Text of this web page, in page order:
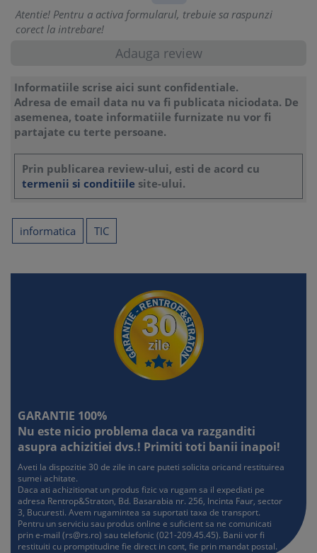
Atentie! Pentru a activa formularul, trebuie sa raspunzi
corect la intrebare!
Informatiile scrise aici sunt confidentiale.
Adresa de email data nu va fi publicata niciodata. De
asemenea, toate informatiile furnizate nu vor fi
partajate cu terte persoane.
Prin publicarea review-ului, esti de acord cu
termenii si conditiile site-ului.
informatica TIC
GARANTIE 100%
Nu este nicio problema daca va razganditi
asupra achizitiei dvs.! Primiti toti banii inapoi!
Aveti la dispozitie 30 de zile in care puteti solicita oricand restituirea
sumei achitate.
Daca ati achizitionat un produs fizic va rugam sa il expediati pe
adresa Rentrop&Straton, Bd. Basarabia nr. 256, Incinta Faur, sector
3, Bucuresti. Avem rugamintea sa suportati taxa de transport.
Pentru un serviciu sau produs online e suficient sa ne comunicati
prin e-mail (rs@rs.ro) sau telefonic (021-209.45.45). Banii vor fi
restituiti cu promptitudine fie direct in cont, fie prin mandat postal.